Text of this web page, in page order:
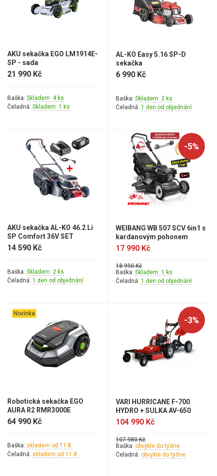
AKU sekačka EGO LM1914E-
SP - sada
21 990 Kč
Baška: Skladem 4 ks
Čeladná: Skladem 1 ks
AL-KO Easy 5.16 SP-D
sekačka
6 990 Kč
Baška: Skladem 2 ks
Čeladná: 1 den od objednání
AKU sekačka AL-KO 46.2 Li
SP Comfort 36V SET
14 590 Kč
Baška: Skladem 2 ks
Čeladná: 1 den od objednání
-5%
WEIBANG WB 507 SCV 6in1 s
kardanovým pohonem
17 990 Kč
18 990 Kč
Baška: Skladem 1 ks
Čeladná: 1 den od objednání
Novinka
Robotická sekačka EGO
AURA R2 RMR3000E
64 990 Kč
Baška: skladem od 11.8.
Čeladná: skladem od 11.8.
-3%
VARI HURRICANE F-700
HYDRO + SULKA AV-650
104 990 Kč
107 980 Kč
Baška: obvykle do týdne
Čeladná: obvykle do týdne